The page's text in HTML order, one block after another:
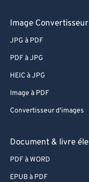
Image Convertisseur
JPG à PDF
PDF à JPG
HEIC à JPG
Image à PDF
Convertisseur d'images
Document & livre
PDF à WORD
EPUB à PDF